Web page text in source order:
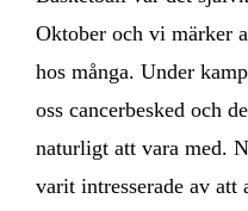
Oktober och vi märker
hos många. Under
oss cancerbesked och
naturligt att vara med.
varit intresserade av att